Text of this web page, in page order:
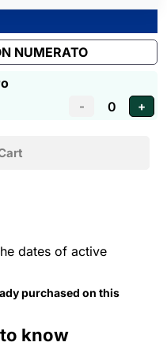
NUMERATO
dates of active
purchased on this
know